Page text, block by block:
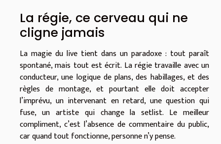
La régie, ce cerveau qui ne
cligne jamais
La magie du live tient dans un paradoxe : tout paraît
spontané, mais tout est écrit. La régie travaille avec un
conducteur, une logique de plans, des habillages, et des
règles de montage, et pourtant elle doit accepter
l’imprévu, un intervenant en retard, une question qui
fuse, un artiste qui change la setlist. Le meilleur
compliment, c’est l’absence de commentaire du public,
car quand tout fonctionne, personne n’y pense.